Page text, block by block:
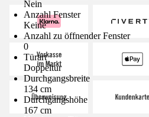
Nein
Anzahl Fenster
Keine
Anzahl zu öffnender Fenster
0
Türart
Doppeltür
Durchgangsbreite
134 cm
Durchgangshöhe
167 cm